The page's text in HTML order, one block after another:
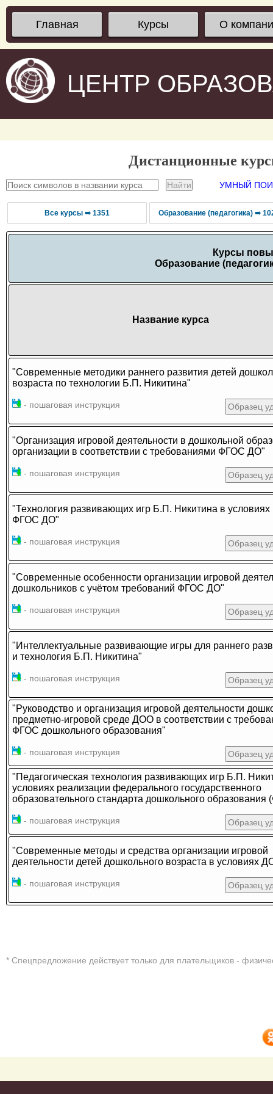
Главная Курсы О
ЦЕНТР
Дистанционные
УМНЫЙ
Все курсы ➠ 1351 Образование (педагогика) ➠
Курсы
Образование
Название курса
"Современные методики раннего развития детей
возраста по технологии Б.П. Никитина"
- пошаговая инструкция Образец
"Организация игровой деятельности в дошкольной
организации в соответствии с требованиями ФГОС ДО"
- пошаговая инструкция Образец
"Технология развивающих игр Б.П. Никитина в условиях
ФГОС ДО"
- пошаговая инструкция Образец
"Современные особенности организации игровой
дошкольников с учётом требований ФГОС ДО"
- пошаговая инструкция Образец
"Интеллектуальные развивающие игры для раннего
и технология Б.П. Никитина"
- пошаговая инструкция Образец
"Руководство и организация игровой деятельности
предметно-игровой среде ДОО в соответствии с
ФГОС дошкольного образования"
- пошаговая инструкция Образец
"Педагогическая технология развивающих игр Б.П.
условиях реализации федерального государственного
образовательного стандарта дошкольного
- пошаговая инструкция Образец
"Современные методы и средства организации игровой
деятельности детей дошкольного возраста в условиях
- пошаговая инструкция Образец
* Cпецпредложение действует только для плательщиков -